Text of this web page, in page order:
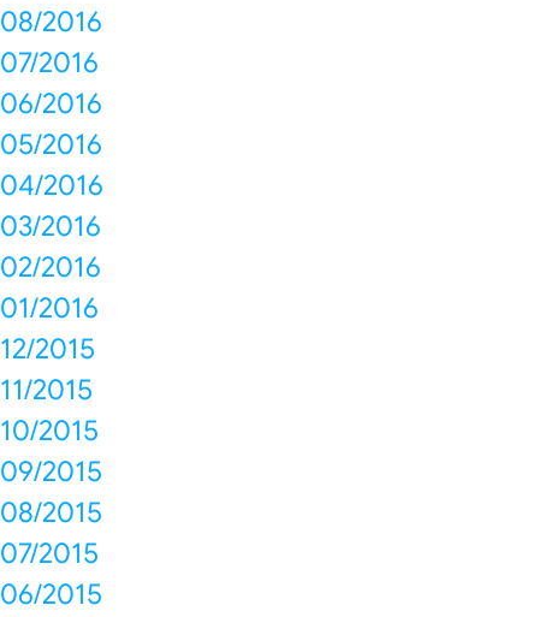
08/2016
07/2016
06/2016
05/2016
04/2016
03/2016
02/2016
01/2016
12/2015
11/2015
10/2015
09/2015
08/2015
07/2015
06/2015